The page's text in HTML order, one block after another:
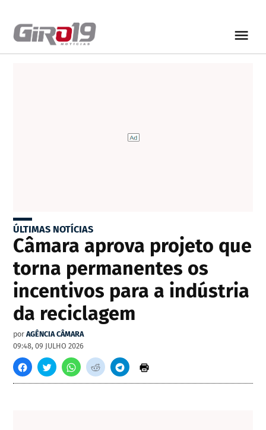
ÚLTIMAS NOTÍCIAS
Câmara aprova projeto que
torna permanentes os
incentivos para a indústria
da reciclagem
por AGÊNCIA CÂMARA
09:48, 09 JULHO 2026